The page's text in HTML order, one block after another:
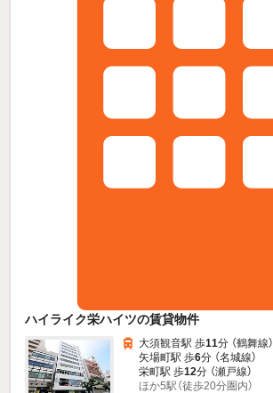
ハイライク栄ハイツの賃貸物件
大須観音駅 歩11分 （鶴舞線）
矢場町駅 歩6分 （名城線）
栄町駅 歩12分 （瀬戸線）
ほか5駅（徒歩20分圏内）